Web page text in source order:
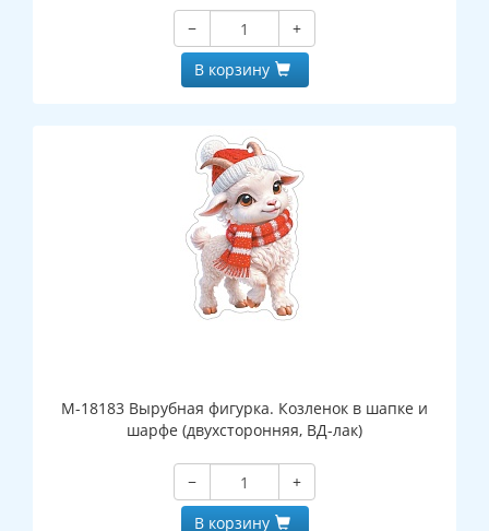
−
+
В корзину
М-18183 Вырубная фигурка. Козленок в шапке и
шарфе (двухсторонняя, ВД-лак)
−
+
В корзину